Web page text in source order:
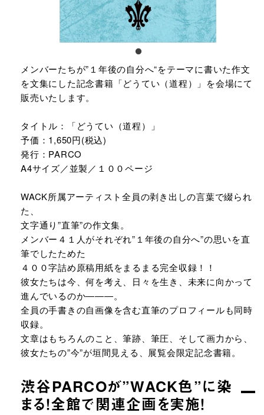
メンバーたちが”１年後の自分へ“をテーマに書いた作文
を文集にした記念書籍「どうてい（道程）」を会場にて
販売いたします。
タイトル：「どうてい（道程）」
予価：1,650円(税込)
発行：PARCO
A4サイズ／並製／１００ページ
WACK所属アーティスト全員の剥き出しの言葉で綴られ
た、
文字通り”直筆”の作文集。
メンバー４１人がそれぞれ”１年後の自分へ”の思いを直
筆でしたためた
４００字詰め原稿用紙をまるまる完全収録！！
彼女たちは今、何を考え、日々を生き、未来に向かって
進んでいるのか―――。
全員の手書きの自画像を含む直筆のプロフィールも同時
収録。
文章はもちろんのこと、筆跡、筆圧、そして画力から、
彼女たちの”今”が垣間見える、展覧会限定記念書籍。
渋谷PARCOが”WACK色”に染
まる！全館で関連企画を実施！